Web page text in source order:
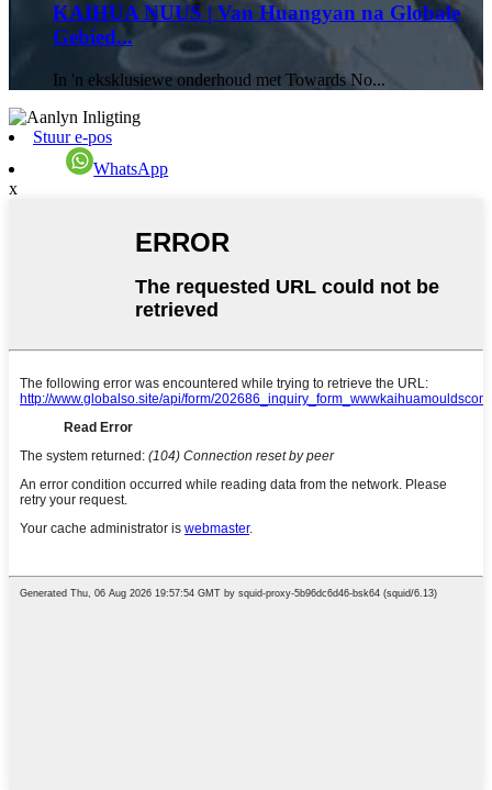
KAIHUA NUUS | Van Huangyan na Globale
Gebied...
In 'n eksklusiewe onderhoud met Towards No...
Stuur e-pos
WhatsApp
x